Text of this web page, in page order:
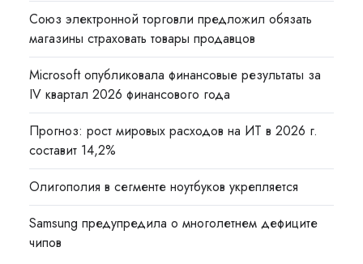
Союз электронной торговли предложил обязать
магазины страховать товары продавцов
Microsoft опубликовала финансовые результаты за
IV квартал 2026 финансового года
Прогноз: рост мировых расходов на ИТ в 2026 г.
составит 14,2%
Олигополия в сегменте ноутбуков укрепляется
Samsung предупредила о многолетнем дефиците
чипов